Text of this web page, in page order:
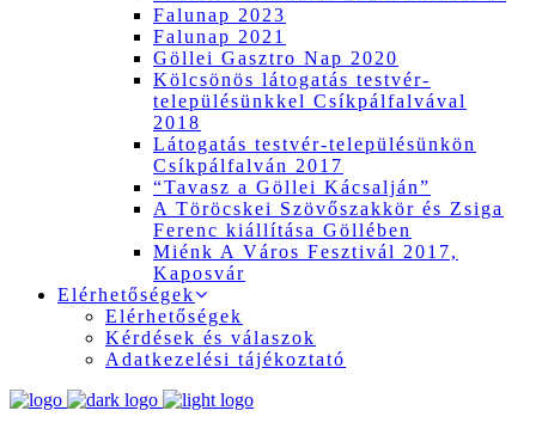
Falunap 2023
Falunap 2021
Göllei Gasztro Nap 2020
Kölcsönös látogatás testvér-
településünkkel Csíkpálfalvával
2018
Látogatás testvér-településünkön
Csíkpálfalván 2017
“Tavasz a Göllei Kácsalján”
A Töröcskei Szövőszakkör és Zsiga
Ferenc kiállítása Göllében
Miénk A Város Fesztivál 2017,
Kaposvár
Elérhetőségek
Elérhetőségek
Kérdések és válaszok
Adatkezelési tájékoztató